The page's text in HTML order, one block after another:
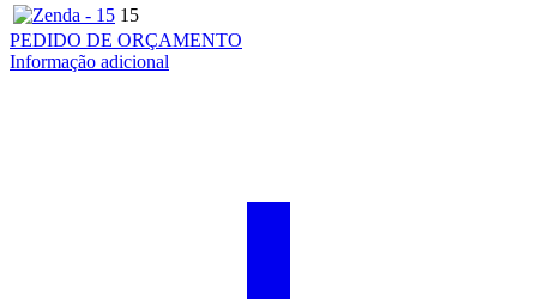
15
PEDIDO DE ORÇAMENTO
Informação adicional